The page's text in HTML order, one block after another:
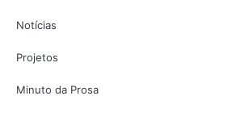
Notícias
Projetos
Minuto da Prosa